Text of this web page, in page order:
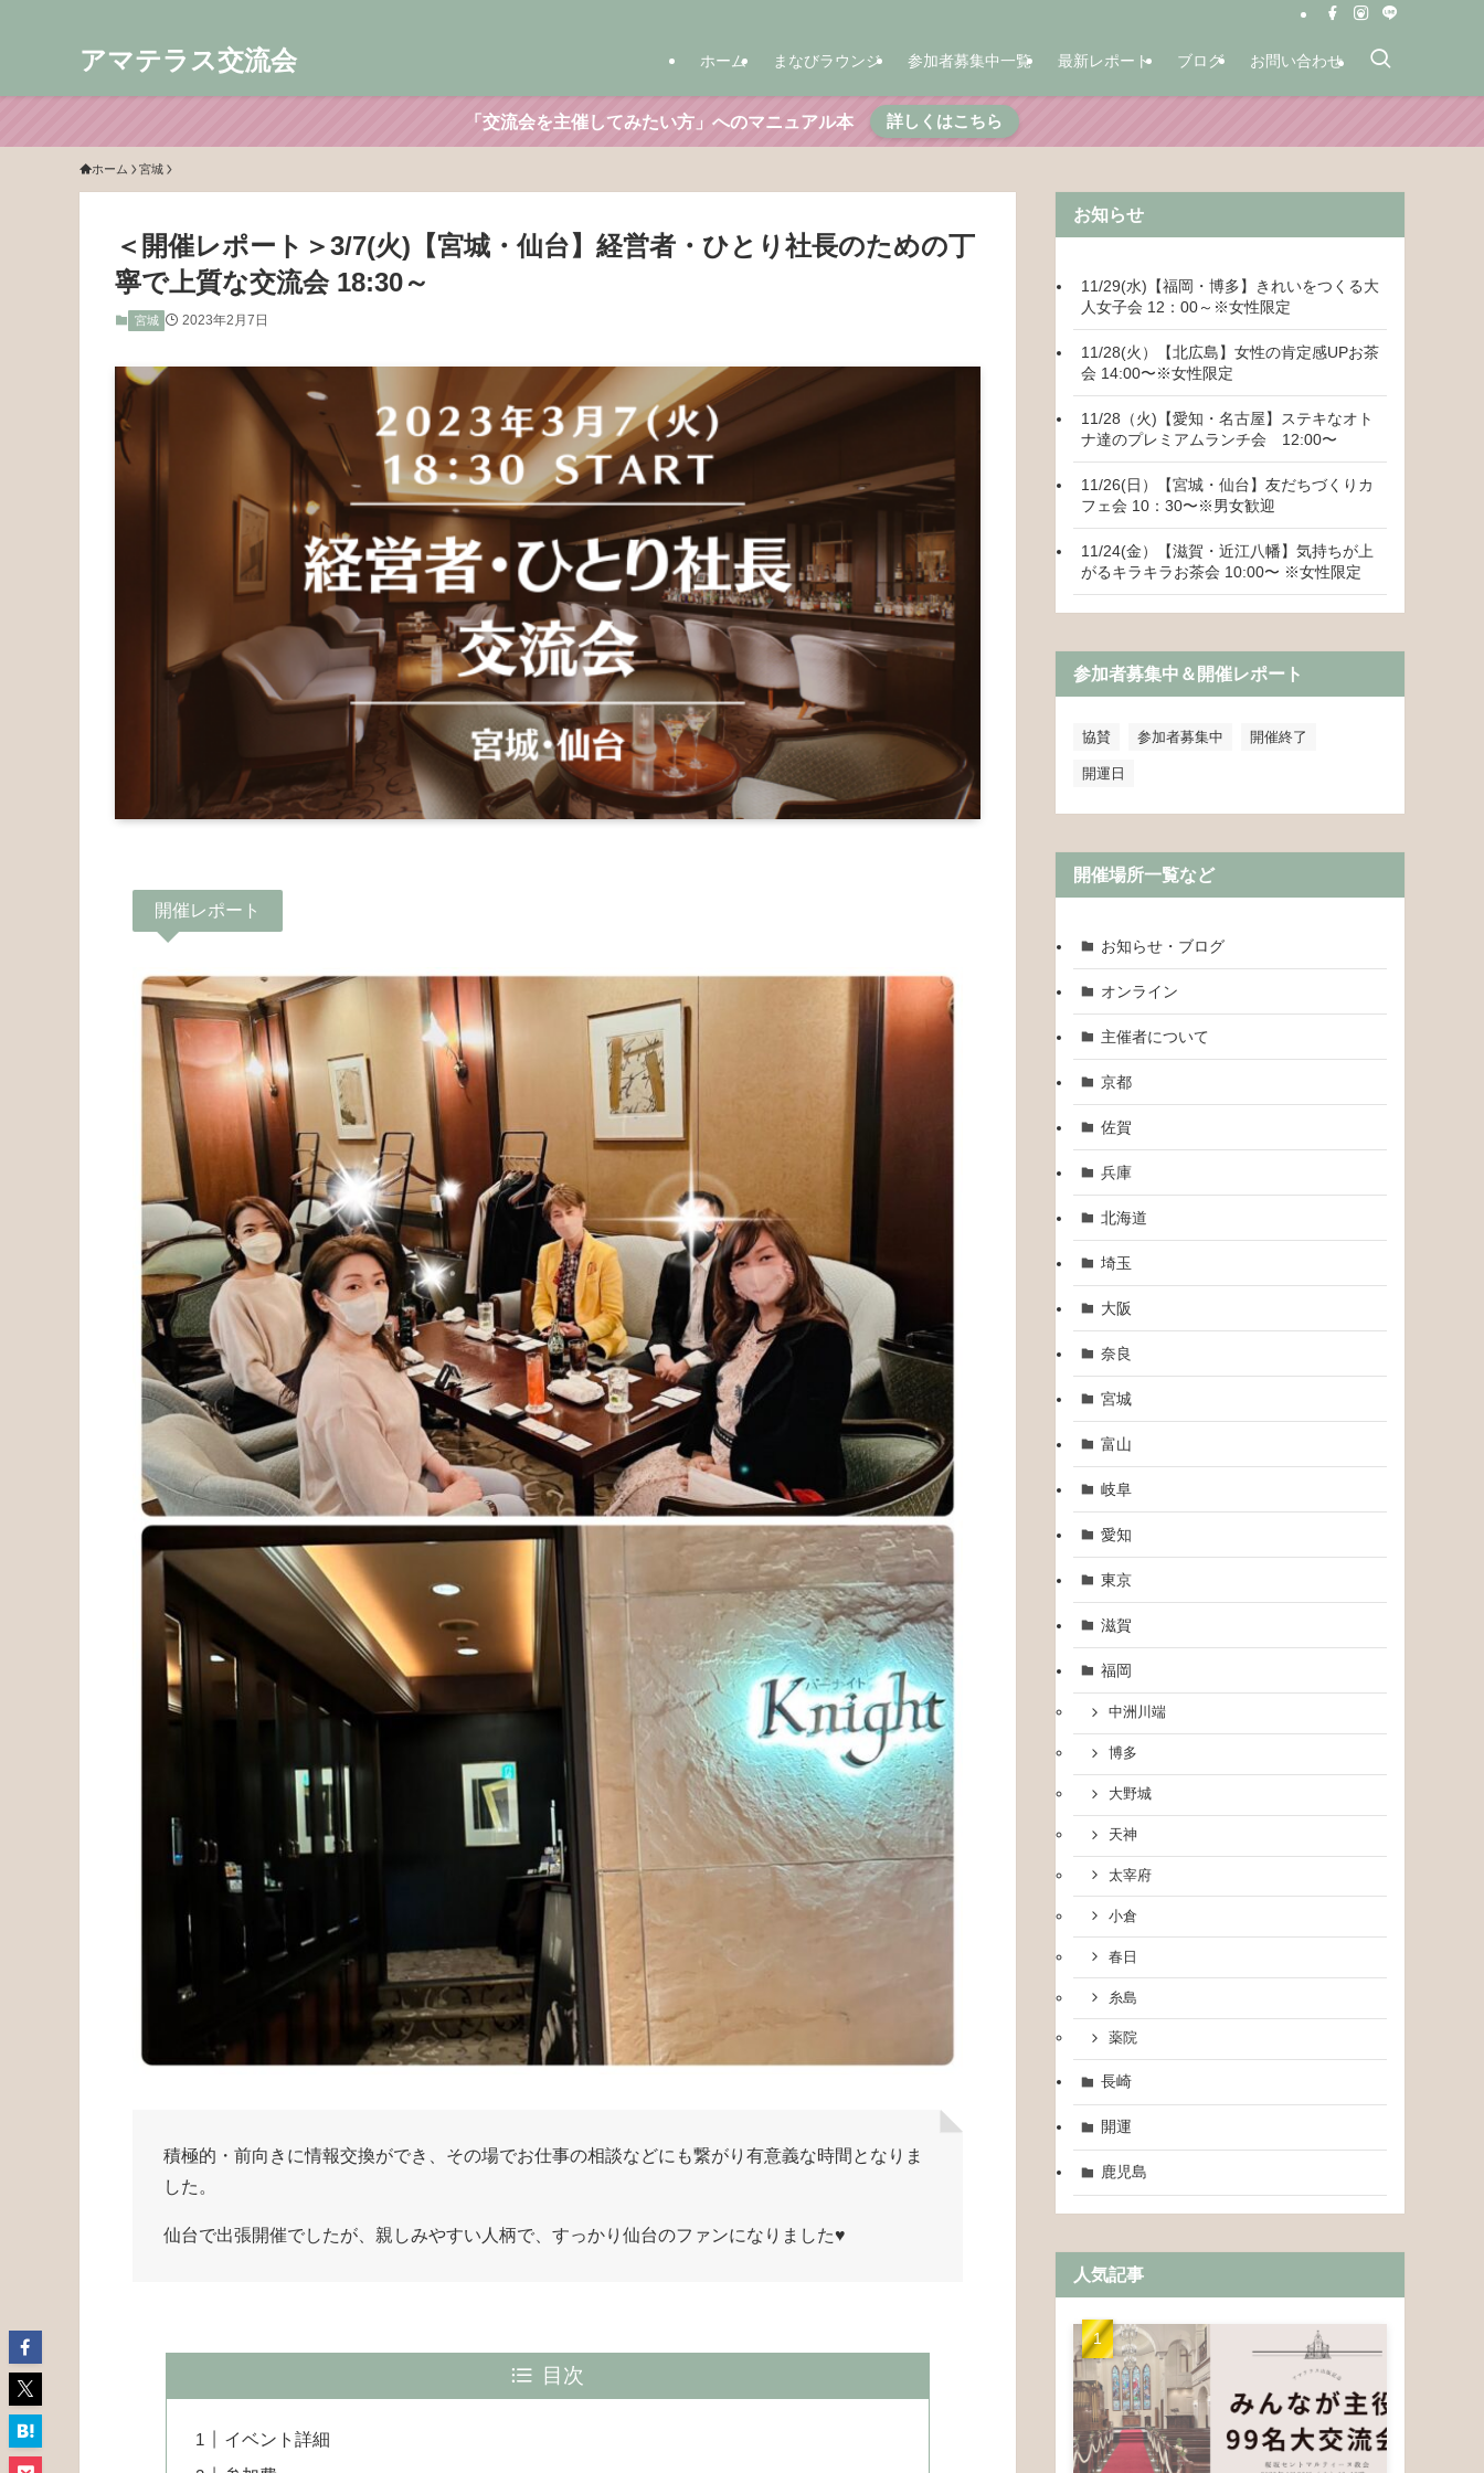
アマテラス交流会 ホーム まなびラウンジ 参加者募集中一覧 最新レポート ブログ お問い合わせ
「交流会を主催してみたい方」へのマニュアル本 詳しくはこちら
ホーム 宮城
＜開催レポート＞3/7(火)【宮城・仙台】経営者・ひとり社長のための丁
寧で上質な交流会 18:30～
宮城 2023年2月7日
開催レポート
積極的・前向きに情報交換ができ、その場でお仕事の相談などにも繋がり有意義な時間となりま
した。
仙台で出張開催でしたが、親しみやすい人柄で、すっかり仙台のファンになりました♥
目次
イベント詳細
お知らせ
11/29(水)【福岡・博多】きれいをつくる大
人女子会 12：00～※女性限定
11/28(火）【北広島】女性の肯定感UPお茶
会 14:00〜※女性限定
11/28（火)【愛知・名古屋】ステキなオト
ナ達のプレミアムランチ会 12:00〜
11/26(日）【宮城・仙台】友だちづくりカ
フェ会 10：30〜※男女歓迎
11/24(金）【滋賀・近江八幡】気持ちが上
がるキラキラお茶会 10:00〜 ※女性限定
参加者募集中＆開催レポート
協賛 参加者募集中 開催終了
開運日
開催場所一覧など
お知らせ・ブログ
オンライン
主催者について
京都
佐賀
兵庫
北海道
埼玉
大阪
奈良
宮城
富山
岐阜
愛知
東京
滋賀
福岡
中洲川端
博多
大野城
天神
太宰府
小倉
春日
糸島
薬院
長崎
開運
鹿児島
人気記事